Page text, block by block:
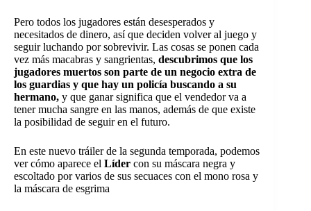
Pero todos los jugadores están desesperados y
necesitados de dinero, así que deciden volver al juego y
seguir luchando por sobrevivir. Las cosas se ponen cada
vez más macabras y sangrientas, descubrimos que los
jugadores muertos son parte de un negocio extra de
los guardias y que hay un policía buscando a su
hermano, y que ganar significa que el vendedor va a
tener mucha sangre en las manos, además de que existe
la posibilidad de seguir en el futuro.
En este nuevo tráiler de la segunda temporada, podemos
ver cómo aparece el Líder con su máscara negra y
escoltado por varios de sus secuaces con el mono rosa y
la máscara de esgrima